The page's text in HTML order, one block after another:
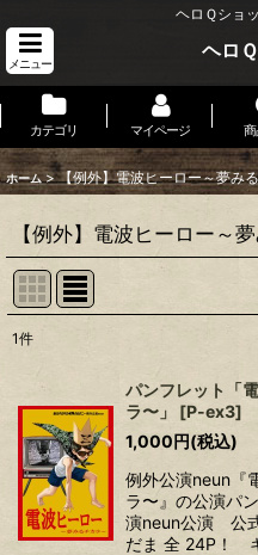
ヘロＱショ
メニュー
ヘロ
カテゴリ マイページ
ホーム > 【例外】電波ヒーロー～夢み
【例外】電波ヒーロー～
並び順:
絞
1件
パンフレット「
ラ〜」
[P-ex3]
1,000円(税込)
例外公演neun『
ラ〜』の公演パ
演neun公演 公
だま 全 24P！